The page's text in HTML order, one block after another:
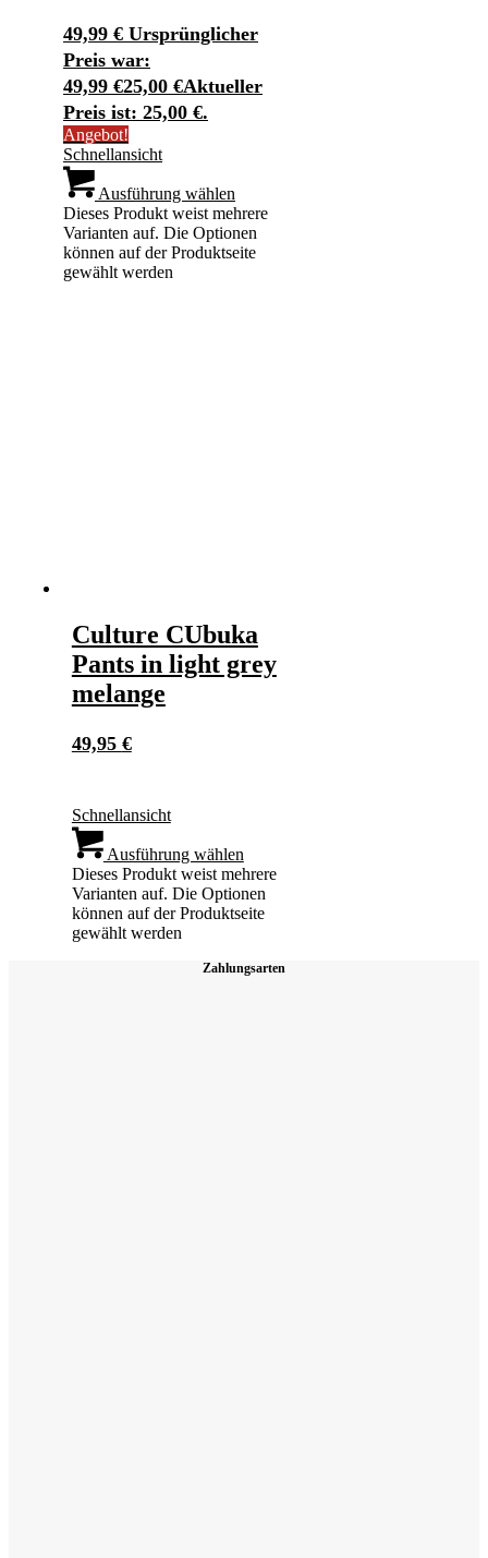
49,99 € Ursprünglicher
Preis war:
49,99 €25,00 €Aktueller
Preis ist: 25,00 €.
Angebot!
Schnellansicht
Ausführung wählen
Dieses Produkt weist mehrere
Varianten auf. Die Optionen
können auf der Produktseite
gewählt werden
Culture CUbuka
Pants in light grey
melange
49,95 €
Schnellansicht
Ausführung wählen
Dieses Produkt weist mehrere
Varianten auf. Die Optionen
können auf der Produktseite
gewählt werden
Zahlungsarten